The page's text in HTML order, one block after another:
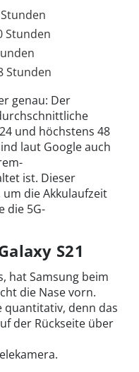
Stunden
Stunden
genau: Der
und höchstens 48
laut Google auch
ist. Dieser
die Akkulaufzeit
die 5G-
S21
hat Samsung beim
die Nase vorn.
quantitativ, denn das
der Rückseite über